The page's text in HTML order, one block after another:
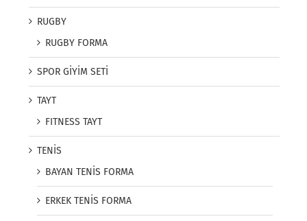
RUGBY
RUGBY FORMA
SPOR GİYİM SETİ
TAYT
FITNESS TAYT
TENİS
BAYAN TENİS FORMA
ERKEK TENİS FORMA